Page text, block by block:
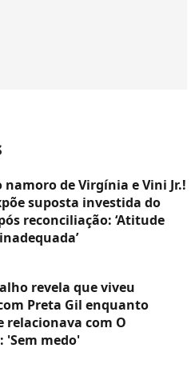
namoro de Virgínia e Vini Jr.!
suposta investida do
reconciliação: ‘Atitude
revela que viveu
Preta Gil enquanto
relacionava com O
'Sem medo'